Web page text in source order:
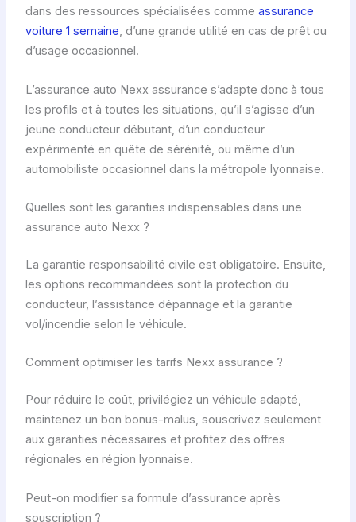
dans des ressources spécialisées comme assurance
voiture 1 semaine, d’une grande utilité en cas de prêt ou
d’usage occasionnel.
L’assurance auto Nexx assurance s’adapte donc à tous
les profils et à toutes les situations, qu’il s’agisse d’un
jeune conducteur débutant, d’un conducteur
expérimenté en quête de sérénité, ou même d’un
automobiliste occasionnel dans la métropole lyonnaise.
Quelles sont les garanties indispensables dans une
assurance auto Nexx ?
La garantie responsabilité civile est obligatoire. Ensuite,
les options recommandées sont la protection du
conducteur, l’assistance dépannage et la garantie
vol/incendie selon le véhicule.
Comment optimiser les tarifs Nexx assurance ?
Pour réduire le coût, privilégiez un véhicule adapté,
maintenez un bon bonus-malus, souscrivez seulement
aux garanties nécessaires et profitez des offres
régionales en région lyonnaise.
Peut-on modifier sa formule d’assurance après
souscription ?